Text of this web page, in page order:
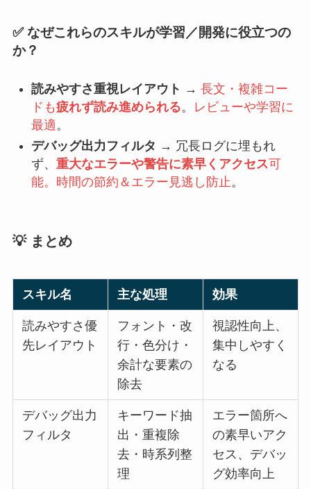
✅ なぜこれらのスキルが学習／開発に役立つの
か？
読みやすさ重視レイアウト → 長文・複雑コー
ドも疲れず読み進められる。
レビューや学習に
最適 。
デバッグ出力フィルタ → 冗長ログに埋もれ
ず、 重大なエラーや警告に素早くアクセス可
能。時間の節約＆エラー見逃し防止 。
💡 まとめ
スキル名 主な処理 効果
読みやすさ優
先レイアウト
フォント・改
行・色分け・
余計な要素の
除去
視認性向上、
集中しやすく
なる
デバッグ出力
フィルタ
キーワード抽
出・重複除
去・時系列整
理
エラー箇所へ
の素早いアク
セス、デバッ
グ効率向上